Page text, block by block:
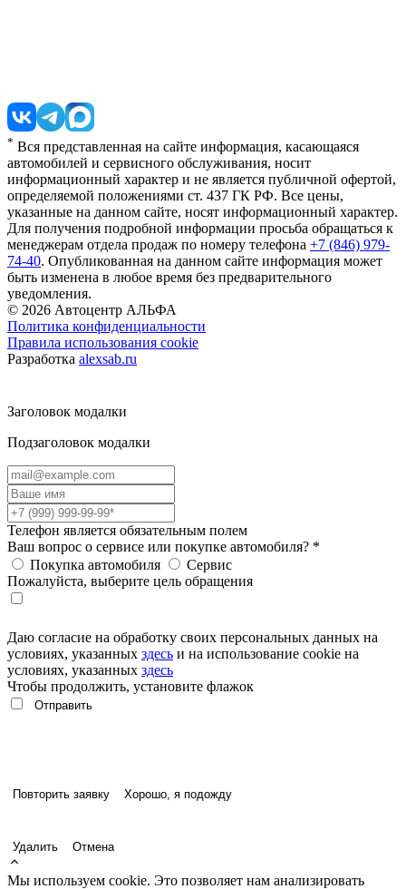
* Вся представленная на сайте информация, касающаяся
автомобилей и сервисного обслуживания, носит
информационный характер и не является публичной офертой,
определяемой положениями ст. 437 ГК РФ. Все цены,
указанные на данном сайте, носят информационный характер.
Для получения подробной информации просьба обращаться к
менеджерам отдела продаж по номеру телефона +7 (846) 979-
74-40. Опубликованная на данном сайте информация может
быть изменена в любое время без предварительного
уведомления.
© 2026 Автоцентр АЛЬФА
Политика конфиденциальности
Правила использования cookie
Разработка alexsab.ru
Заголовок модалки
Подзаголовок модалки
Телефон является обязательным полем
Ваш вопрос о сервисе или покупке автомобиля? *
Покупка автомобиля
Сервис
Пожалуйста, выберите цель обращения
Даю согласие на обработку своих персональных данных на
условиях, указанных здесь и на использование cookie на
условиях, указанных здесь
Чтобы продолжить, установите флажок
Повторить заявку Хорошо, я подожду
Удалить Отмена
Мы используем cookie. Это позволяет нам анализировать